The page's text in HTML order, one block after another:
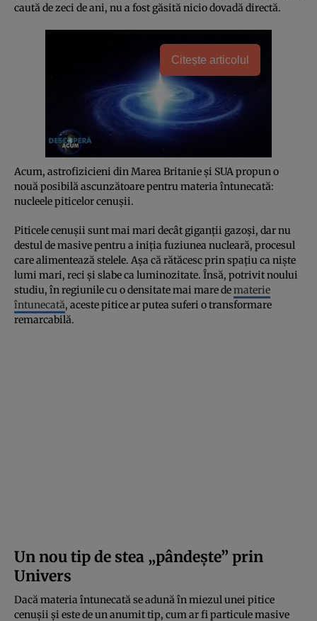
caută de zeci de ani, nu a fost găsită nicio dovadă directă.
Citește articolul
Acum, astrofizicieni din Marea Britanie și SUA propun o
nouă posibilă ascunzătoare pentru materia întunecată:
nucleele piticelor cenușii.
Piticele cenușii sunt mai mari decât giganții gazoși, dar nu
destul de masive pentru a iniția fuziunea nucleară, procesul
care alimentează stelele. Așa că rătăcesc prin spațiu ca niște
lumi mari, reci și slabe ca luminozitate. Însă, potrivit noului
studiu, în regiunile cu o densitate mai mare dematerie
întunecată, aceste pitice ar putea suferi o transformare
remarcabilă.
Un nou tip de stea „pândește” prin
Univers
Dacă materia întunecată se adună în miezul unei pitice
cenușii și este de un anumit tip, cum ar fi particule masive